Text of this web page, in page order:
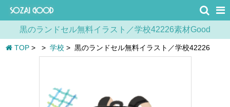
黒のランドセル無料イラスト／学校42226素材Good
TOP > > 学校 > 黒のランドセル無料イラスト／学校42226